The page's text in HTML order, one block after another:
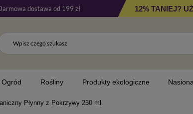
dostawa od 199 zł 12% TANIEJ?
Ogród Rośliny Produkty ekologiczne Nasiona
Płynny z Pokrzywy 250 ml